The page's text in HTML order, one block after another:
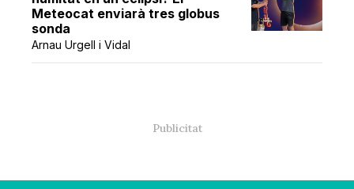
Meteocat enviarà tres globus
sonda
Arnau Urgell i Vidal